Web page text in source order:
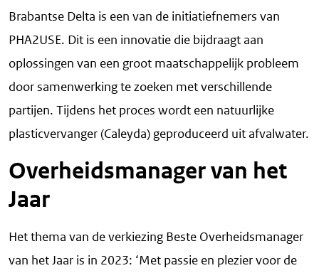
Brabantse Delta is een van de initiatiefnemers van
PHA2USE. Dit is een innovatie die bijdraagt aan
oplossingen van een groot maatschappelijk probleem
door samenwerking te zoeken met verschillende
partijen. Tijdens het proces wordt een natuurlijke
plasticvervanger (Caleyda) geproduceerd uit afvalwater.
Overheidsmanager van het
Jaar
Het thema van de verkiezing Beste Overheidsmanager
van het Jaar is in 2023: ‘Met passie en plezier voor de